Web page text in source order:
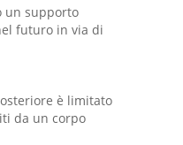
un supporto
futuro in via di
è limitato
da un corpo